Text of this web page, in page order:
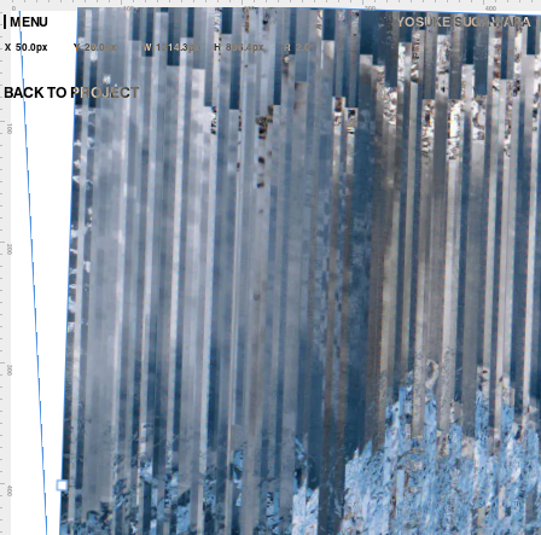
BACK TO PROJECT
MENU YOSUKE SUGAWARA
X 50.0px Y 20.0px W 1214.3px H 806.4px R 2.0°
0 100 200 300 400
100
200
300
400